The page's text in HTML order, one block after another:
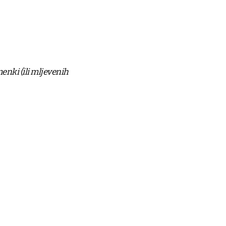
(ili mljevenih